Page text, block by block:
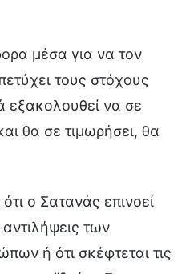
μέσα για να τον
τους στόχους
εξακολουθεί να σε
θα σε τιμωρήσει, θα
ο Σατανάς επινοεί
των
ή ότι σκέφτεται τις